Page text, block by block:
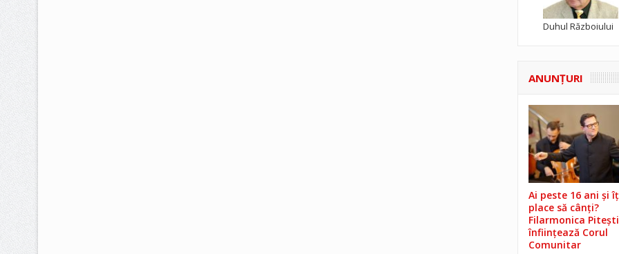
Duhul Războiului
ANUNŢURI
Ai peste 16 ani și
place să cânți?
Filarmonica Pitești
înființează Corul
Comunitar